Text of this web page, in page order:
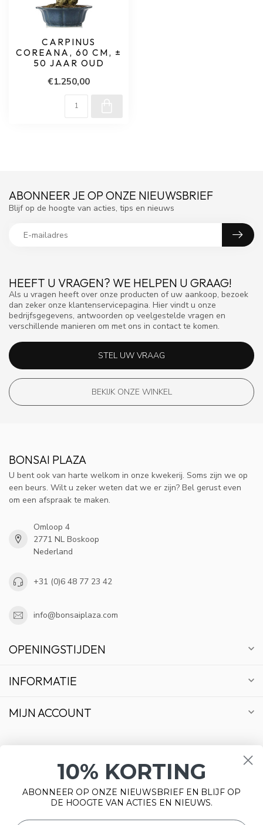
CARPINUS
COREANA, 60 CM, ±
50 JAAR OUD
€1.250,00
HEEFT U VRAGEN? WE HELPEN U GRAAG!
Als u vragen heeft over onze producten of uw aankoop, bezoek
dan zeker onze klantenservicepagina. Hier vindt u onze
bedrijfsgegevens, antwoorden op veelgestelde vragen en
verschillende manieren om met ons in contact te komen.
STEL UW VRAAG
BEKIJK ONZE WINKEL
ABONNEER JE OP ONZE NIEUWSBRIEF
Blijf op de hoogte van acties, tips en nieuws
BONSAI PLAZA
U bent ook van harte welkom in onze kwekerij. Soms zijn we op
een beurs. Wilt u zeker weten dat we er zijn? Bel gerust even
om een afspraak te maken.
Omloop 4
2771 NL Boskoop
Nederland
+31 (0)6 48 77 23 42
info@bonsaiplaza.com
OPENINGSTIJDEN
INFORMATIE
MIJN ACCOUNT
10% KORTING
ABONNEER OP ONZE NIEUWSBRIEF EN BLIJF OP
DE HOOGTE VAN ACTIES EN NIEUWS.